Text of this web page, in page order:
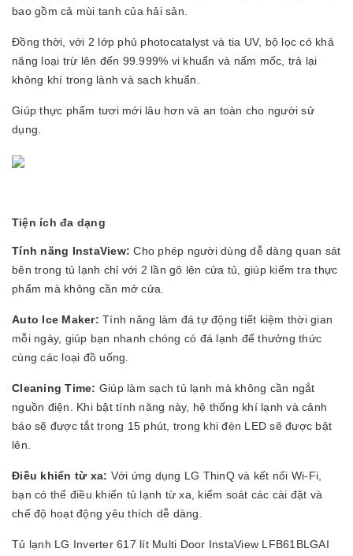
bao gồm cả mùi tanh của hải sản.
Đồng thời, với 2 lớp phủ photocatalyst và tia UV, bộ lọc có khả
năng loại trừ lên đến 99.999% vi khuẩn và nấm mốc, trả lại
không khí trong lành và sạch khuẩn.
Giúp thực phẩm tươi mới lâu hơn và an toàn cho người sử
dụng.
Tiện ích đa dạng
Tính năng InstaView: Cho phép người dùng dễ dàng quan sát
bên trong tủ lạnh chỉ với 2 lần gõ lên cửa tủ, giúp kiểm tra thực
phẩm mà không cần mở cửa.
Auto Ice Maker: Tính năng làm đá tự động tiết kiệm thời gian
mỗi ngày, giúp bạn nhanh chóng có đá lạnh để thưởng thức
cùng các loại đồ uống.
Cleaning Time: Giúp làm sạch tủ lạnh mà không cần ngắt
nguồn điện. Khi bật tính năng này, hệ thống khí lạnh và cảnh
báo sẽ được tắt trong 15 phút, trong khi đèn LED sẽ được bật
lên.
Điều khiển từ xa: Với ứng dụng LG ThinQ và kết nối Wi-Fi,
bạn có thể điều khiển tủ lạnh từ xa, kiểm soát các cài đặt và
chế độ hoạt động yêu thích dễ dàng.
Tủ lạnh LG Inverter 617 lít Multi Door InstaView LFB61BLGAI